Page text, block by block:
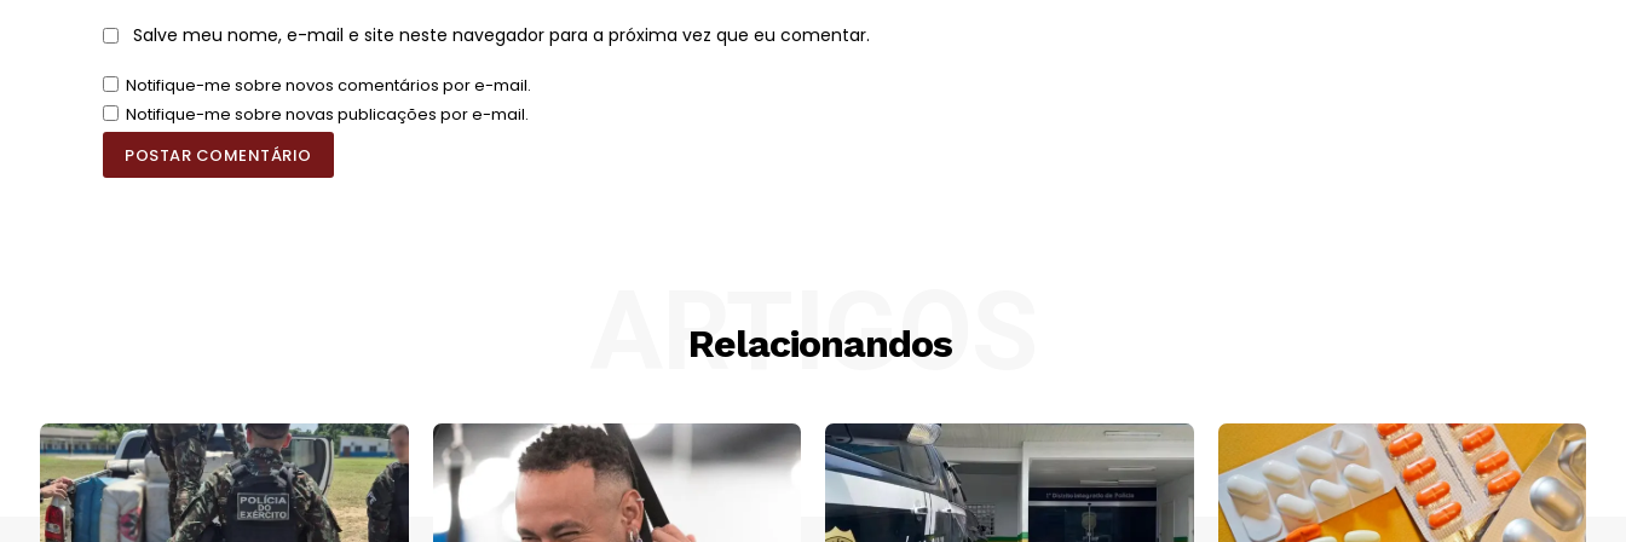
Salve meu nome, e-mail e site neste navegador para a próxima vez que eu comentar.
Notifique-me sobre novos comentários por e-mail.
Notifique-me sobre novas publicações por e-mail.
Relacionandos
ARTIGOS